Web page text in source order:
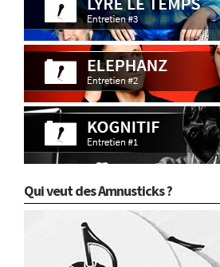
Qui veut des Amnusticks ?